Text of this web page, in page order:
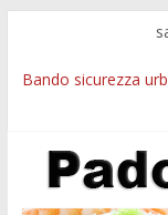
Bando sicurezza
Restauro 2026,
nuove competenze
Calici di Stelle